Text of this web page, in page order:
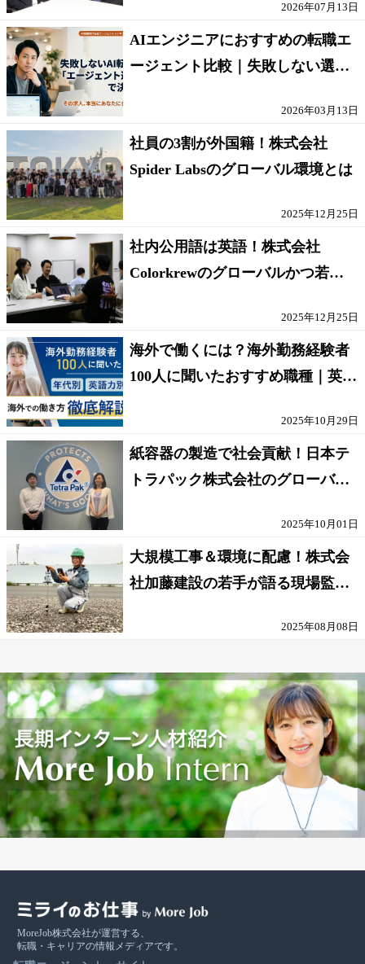
2026年07月13日
AIエンジニアにおすすめの転職エ
ージェント比較｜失敗しない選び
2026年03月13日
社員の3割が外国籍！株式会社
Spider Labsのグローバル環境とは
2025年12月25日
社内公用語は英語！株式会社
Colorkrewのグローバルかつ若手
2025年12月25日
海外で働くには？海外勤務経験者
100人に聞いたおすすめ職種｜英語
2025年10月29日
紙容器の製造で社会貢献！日本テ
トラパック株式会社のグローバル
2025年10月01日
大規模工事＆環境に配慮！株式会
社加藤建設の若手が語る現場監督
2025年08月08日
MoreJob株式会社が運営する、
転職・キャリアの情報メディアです。